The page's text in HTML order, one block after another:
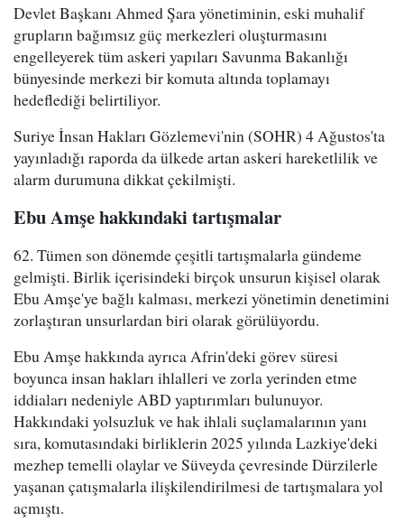
Devlet Başkanı Ahmed Şara yönetiminin, eski muhalif
grupların bağımsız güç merkezleri oluşturmasını
engelleyerek tüm askeri yapıları Savunma Bakanlığı
bünyesinde merkezi bir komuta altında toplamayı
hedeflediği belirtiliyor.
Suriye İnsan Hakları Gözlemevi'nin (SOHR) 4 Ağustos'ta
yayınladığı raporda da ülkede artan askeri hareketlilik ve
alarm durumuna dikkat çekilmişti.
Ebu Amşe hakkındaki tartışmalar
62. Tümen son dönemde çeşitli tartışmalarla gündeme
gelmişti. Birlik içerisindeki birçok unsurun kişisel olarak
Ebu Amşe'ye bağlı kalması, merkezi yönetimin denetimini
zorlaştıran unsurlardan biri olarak görülüyordu.
Ebu Amşe hakkında ayrıca Afrin'deki görev süresi
boyunca insan hakları ihlalleri ve zorla yerinden etme
iddiaları nedeniyle ABD yaptırımları bulunuyor.
Hakkındaki yolsuzluk ve hak ihlali suçlamalarının yanı
sıra, komutasındaki birliklerin 2025 yılında Lazkiye'deki
mezhep temelli olaylar ve Süveyda çevresinde Dürzilerle
yaşanan çatışmalarla ilişkilendirilmesi de tartışmalara yol
açmıştı.